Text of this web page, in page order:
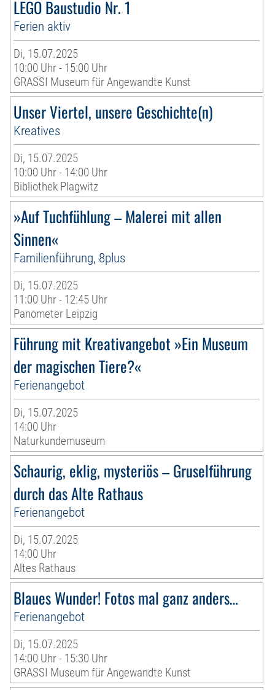
LEGO Baustudio Nr. 1
Ferien aktiv
Di, 15.07.2025
10:00 Uhr - 15:00 Uhr
GRASSI Museum für Angewandte Kunst
Unser Viertel, unsere Geschichte(n)
Kreatives
Di, 15.07.2025
10:00 Uhr - 14:00 Uhr
Bibliothek Plagwitz
»Auf Tuchfühlung – Malerei mit allen
Sinnen«
Familienführung, 8plus
Di, 15.07.2025
11:00 Uhr - 12:45 Uhr
Panometer Leipzig
Führung mit Kreativangebot »Ein Museum
der magischen Tiere?«
Ferienangebot
Di, 15.07.2025
14:00 Uhr
Naturkundemuseum
Schaurig, eklig, mysteriös – Gruselführung
durch das Alte Rathaus
Ferienangebot
Di, 15.07.2025
14:00 Uhr
Altes Rathaus
Blaues Wunder! Fotos mal ganz anders…
Ferienangebot
Di, 15.07.2025
14:00 Uhr - 15:30 Uhr
GRASSI Museum für Angewandte Kunst